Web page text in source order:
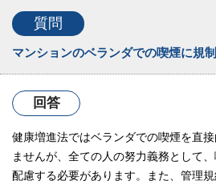
質問
マンションのベランダでの喫煙に規
回答
健康増進法ではベランダでの喫煙を直
ませんが、全ての人の努力義務として
配慮する必要があります。また、管理